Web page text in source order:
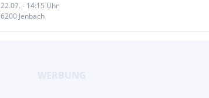
22.07. - 14:15 Uhr
6200 Jenbach